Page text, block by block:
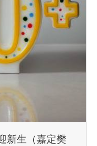
新生（嘉定樊